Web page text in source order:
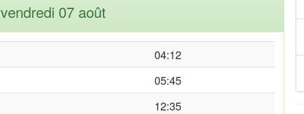
vendredi 07 août
04:12
05:45
12:35